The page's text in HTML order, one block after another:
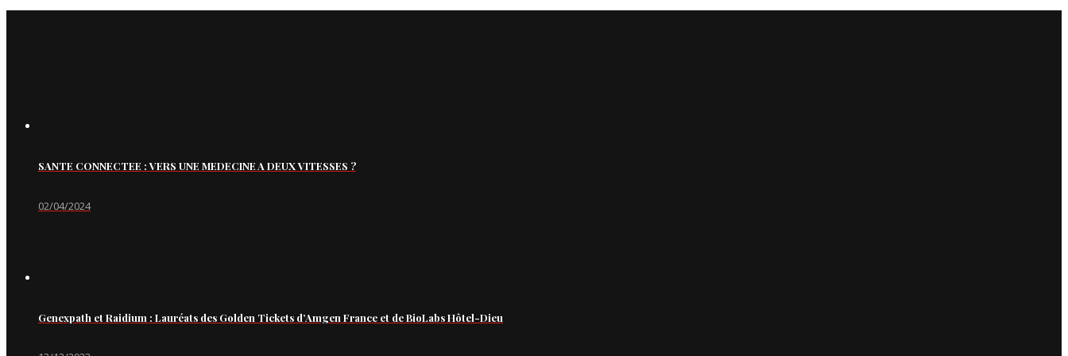
SANTE CONNECTEE : VERS UNE MEDECINE A DEUX VITESSES ?
02/04/2024
Genexpath et Raidium : Lauréats des Golden Tickets d’Amgen France et de BioLabs Hôtel-Dieu